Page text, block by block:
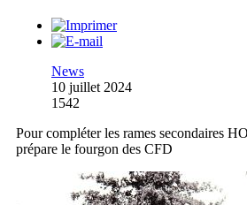
News
10 juillet 2024
1542
Pour compléter les rames secondaires
prépare le fourgon des CFD